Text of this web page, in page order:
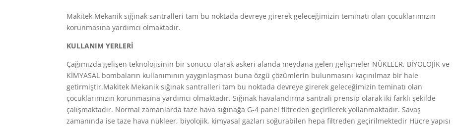
Makitek Mekanik sığınak santralleri tam bu noktada devreye girerek geleceğimizin teminatı olan çocuklarımızın
korunmasına yardımcı olmaktadır.
KULLANIM YERLERİ
Çağımızda gelişen teknolojisinin bir sonucu olarak askeri alanda meydana gelen gelişmeler NÜKLEER, BİYOLOJİK ve
KİMYASAL bombaların kullanımının yaygınlaşması buna özgü çözümlerin bulunmasını kaçınılmaz bir hale
getirmiştir.Makitek Mekanik sığınak santralleri tam bu noktada devreye girerek geleceğimizin teminatı olan
çocuklarımızın korunmasına yardımcı olmaktadır. Sığınak havalandırma santrali prensip olarak iki farklı şekilde
çalışmaktadır. Normal zamanlarda taze hava sığınağa G-4 panel filtreden geçirilerek yollanmaktadır. Savaş
zamanında ise taze hava nükleer, biyolojik, kimyasal gazları soğurabilen hepa filtreden geçirilmektedir Hücre yapısı